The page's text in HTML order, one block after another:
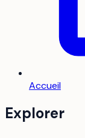
Accueil
Explorer